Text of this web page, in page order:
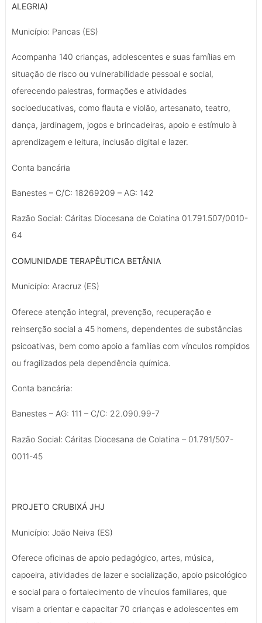
ALEGRIA)
Município: Pancas (ES)
Acompanha 140 crianças, adolescentes e suas famílias em
situação de risco ou vulnerabilidade pessoal e social,
oferecendo palestras, formações e atividades
socioeducativas, como flauta e violão, artesanato, teatro,
dança, jardinagem, jogos e brincadeiras, apoio e estímulo à
aprendizagem e leitura, inclusão digital e lazer.
Conta bancária
Banestes – C/C: 18269209 – AG: 142
Razão Social: Cáritas Diocesana de Colatina 01.791.507/0010-
64
COMUNIDADE TERAPÊUTICA BETÂNIA
Município: Aracruz (ES)
Oferece atenção integral, prevenção, recuperação e
reinserção social a 45 homens, dependentes de substâncias
psicoativas, bem como apoio a famílias com vínculos rompidos
ou fragilizados pela dependência química.
Conta bancária:
Banestes – AG: 111 – C/C: 22.090.99-7
Razão Social: Cáritas Diocesana de Colatina – 01.791/507-
0011-45
PROJETO CRUBIXÁ JHJ
Município: João Neiva (ES)
Oferece oficinas de apoio pedagógico, artes, música,
capoeira, atividades de lazer e socialização, apoio psicológico
e social para o fortalecimento de vínculos familiares, que
visam a orientar e capacitar 70 crianças e adolescentes em